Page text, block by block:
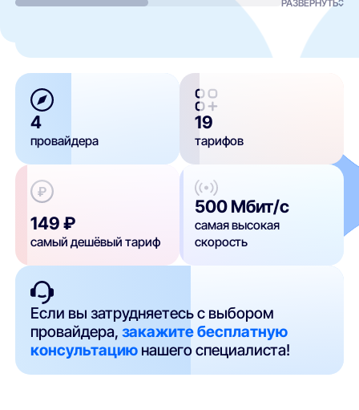
РАЗВЕРНУТЬ
4
провайдера
19
тарифов
149 ₽
самый дешёвый тариф
500 Мбит/с
самая высокая
скорость
Если вы затрудняетесь с выбором
провайдера,закажите бесплатную
консультацию нашего специалиста!